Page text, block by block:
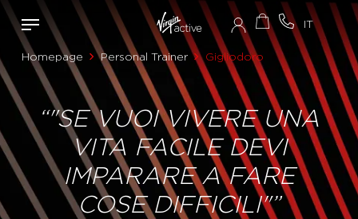
Homepage Personal Trainer Gigliodoro
“"SE VUOI VIVERE UNA
VITA FACILE DEVI
IMPARARE A FARE
COSE DIFFICILI"”